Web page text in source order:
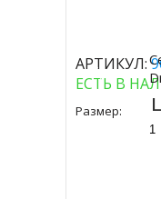
АРТИКУЛ:
ЕСТЬ В
Размер:
Купить